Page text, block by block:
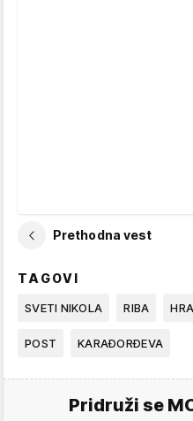
Prethodna vest
TAGOVI
SVETI NIKOLA RIBA
POST KARAĐORĐEVA
Pridruži se